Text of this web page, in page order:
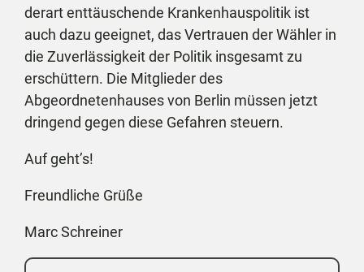
derart enttäuschende Krankenhauspolitik ist
auch dazu geeignet, das Vertrauen der Wähler in
die Zuverlässigkeit der Politik insgesamt zu
erschüttern. Die Mitglieder des
Abgeordnetenhauses von Berlin müssen jetzt
dringend gegen diese Gefahren steuern.
Auf geht’s!
Freundliche Grüße
Marc Schreiner